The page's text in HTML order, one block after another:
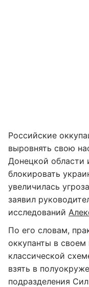
Российские
выровнять свою
Донецкой области
блокировать
увеличилась
заявил
исследований
По его словам,
оккупанты в своем
классической
взять в
подразделения